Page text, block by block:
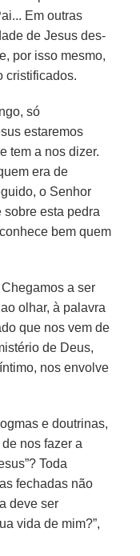
Em outras
de Jesus des-
por isso mesmo,
cristificados.
só
estaremos
tem a nos dizer.
era de
o Senhor
sobre esta pedra
bem quem
a ser
olhar, à palavra
que nos vem de
de Deus,
nos envolve
e doutrinas,
nos fazer a
Toda
fechadas não
deve ser
vida de mim?”,